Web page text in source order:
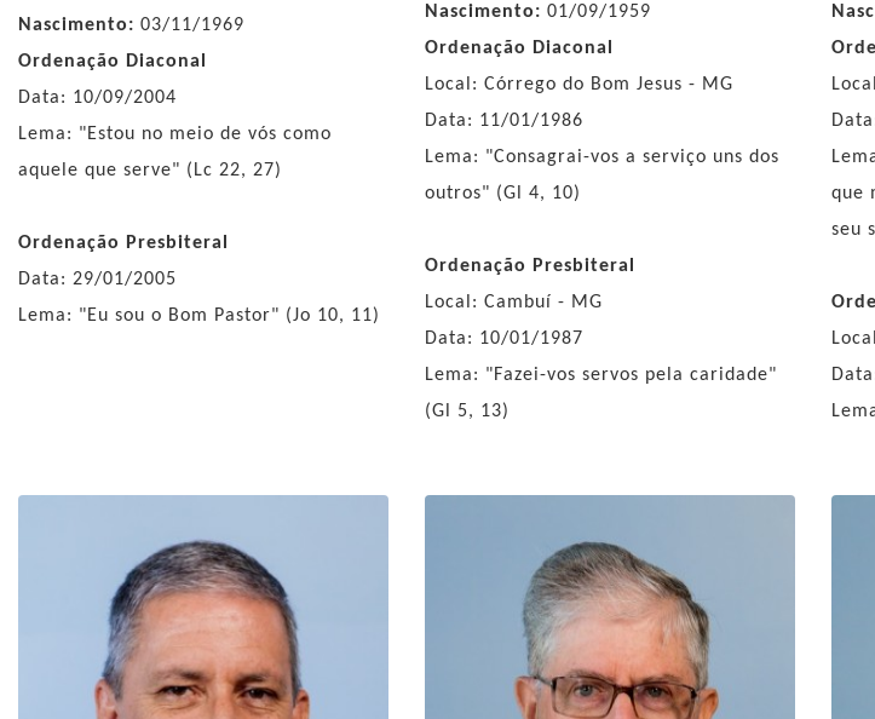
Nascimento: 03/11/1969
Ordenação Diaconal
Data: 10/09/2004
Lema: "Estou no meio de vós como
aquele que serve" (Lc 22, 27)
Ordenação Presbiteral
Data: 29/01/2005
Lema: "Eu sou o Bom Pastor" (Jo 10, 11)
Nascimento: 01/09/1959
Ordenação Diaconal
Local: Córrego do Bom Jesus - MG
Data: 11/01/1986
Lema: "Consagrai-vos a serviço uns dos
outros" (Gl 4, 10)
Ordenação Presbiteral
Local: Cambuí - MG
Data: 10/01/1987
Lema: "Fazei-vos servos pela caridade"
(Gl 5, 13)
que
seu